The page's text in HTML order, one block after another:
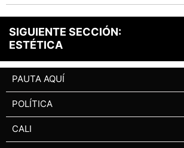
SIGUIENTE SECCIÓN:
ESTÉTICA
PAUTA AQUÍ
POLÍTICA
CALI